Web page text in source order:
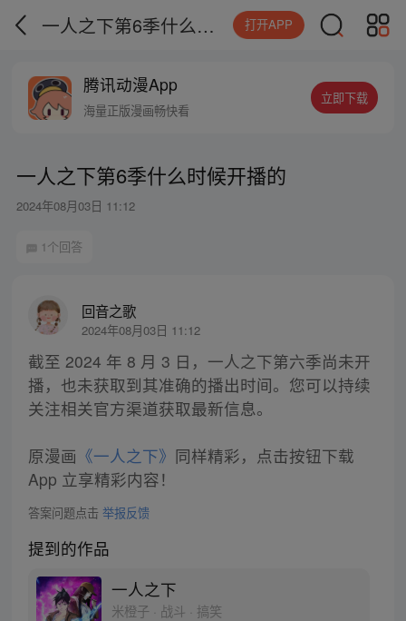
一人之下第6季什么时候开播的 打开APP
腾讯动漫App
海量正版漫画畅快看
立即下载
一人之下第6季什么时候开播的
2024年08月03日 11:12
1个回答
回音之歌
2024年08月03日 11:12
截至 2024 年 8 月 3 日，一人之下第六季尚未开
播，也未获取到其准确的播出时间。您可以持续
关注相关官方渠道获取最新信息。
原漫画 《一人之下》 同样精彩，点击按钮下载
App 立享精彩内容！
答案问题点击 举报反馈
提到的作品
一人之下
米橙子 · 战斗 · 搞笑